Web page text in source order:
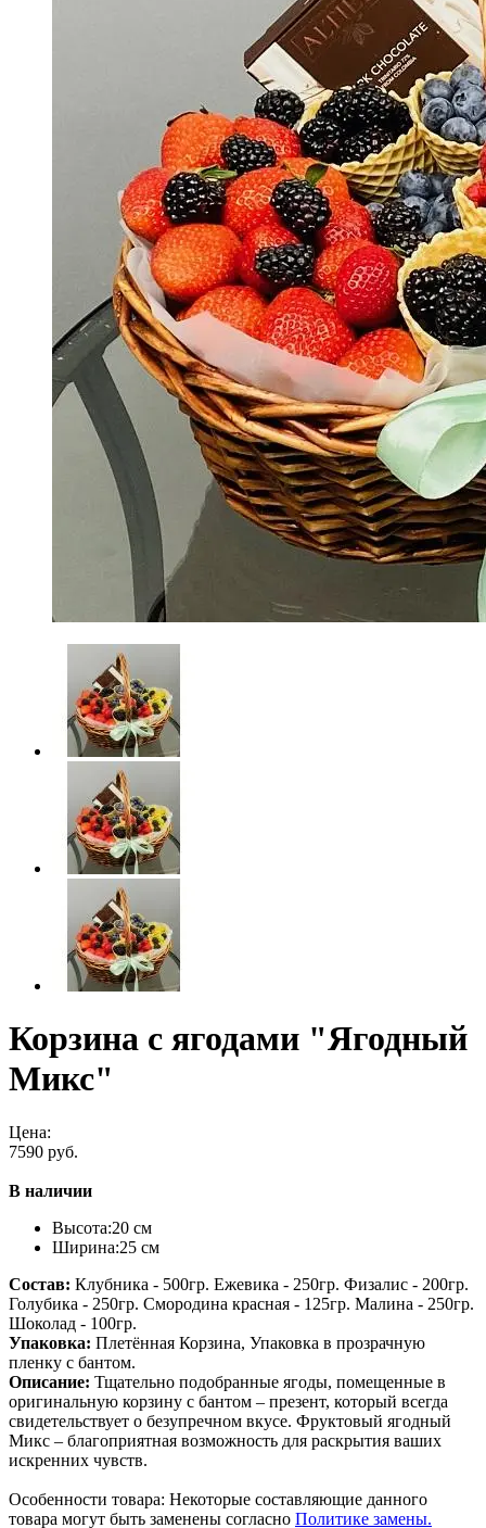
Корзина с ягодами "Ягодный
Микс"
Цена:
7590 руб.
В наличии
Высота:20 см
Ширина:25 см
Состав: Клубника - 500гр. Ежевика - 250гр. Физалис - 200гр.
Голубика - 250гр. Смородина красная - 125гр. Малина - 250гр.
Шоколад - 100гр.
Упаковка: Плетённая Корзина, Упаковка в прозрачную
пленку с бантом.
Описание: Тщательно подобранные ягоды, помещенные в
оригинальную корзину с бантом – презент, который всегда
свидетельствует о безупречном вкусе. Фруктовый ягодный
Микс – благоприятная возможность для раскрытия ваших
искренних чувств.
Особенности товара: Некоторые составляющие данного
товара могут быть заменены согласно Политике замены.